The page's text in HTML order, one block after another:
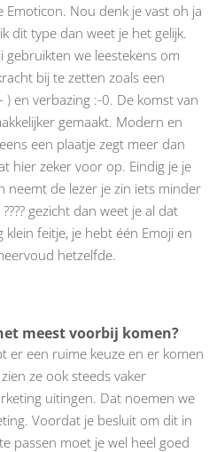
Emoticon. Nou denk je vast oh ja
dit type dan weet je het gelijk.
gebruikten we leestekens om
bij te zetten zoals een
) en verbazing :-0. De komst van
gemaakt. Modern en
een plaatje zegt meer dan
hier zeker voor op. Eindig je je
neemt de lezer je zin iets minder
gezicht dan weet je al dat
klein feitje, je hebt één Emoji en
hetzelfde.
meest voorbij komen?
er een ruime keuze en er komen
ze ook steeds vaker
uitingen. Dat noemen we
Voordat je besluit om dit in
passen moet je wel heel goed